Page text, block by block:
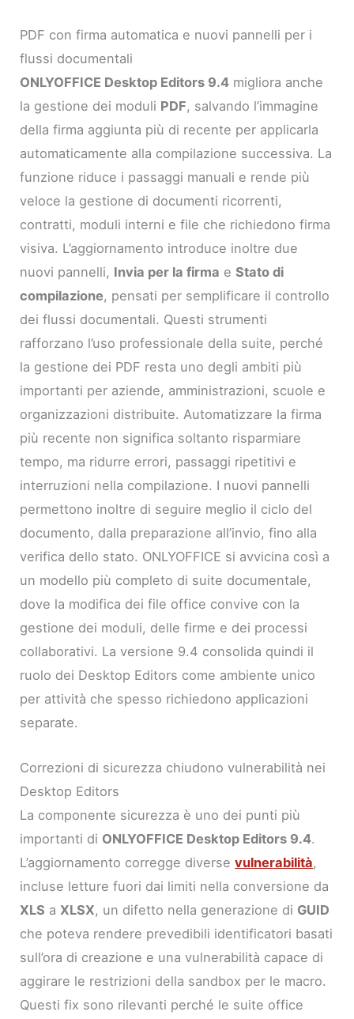
PDF con firma automatica e nuovi pannelli per i
flussi documentali
ONLYOFFICE Desktop Editors 9.4 migliora anche
la gestione dei moduli PDF, salvando l’immagine
della firma aggiunta più di recente per applicarla
automaticamente alla compilazione successiva. La
funzione riduce i passaggi manuali e rende più
veloce la gestione di documenti ricorrenti,
contratti, moduli interni e file che richiedono firma
visiva. L’aggiornamento introduce inoltre due
nuovi pannelli, Invia per la firma eStato di
compilazione, pensati per semplificare il controllo
dei flussi documentali. Questi strumenti
rafforzano l’uso professionale della suite, perché
la gestione dei PDF resta uno degli ambiti più
importanti per aziende, amministrazioni, scuole e
organizzazioni distribuite. Automatizzare la firma
più recente non significa soltanto risparmiare
tempo, ma ridurre errori, passaggi ripetitivi e
interruzioni nella compilazione. I nuovi pannelli
permettono inoltre di seguire meglio il ciclo del
documento, dalla preparazione all’invio, fino alla
verifica dello stato. ONLYOFFICE si avvicina così a
un modello più completo di suite documentale,
dove la modifica dei file office convive con la
gestione dei moduli, delle firme e dei processi
collaborativi. La versione 9.4 consolida quindi il
ruolo dei Desktop Editors come ambiente unico
per attività che spesso richiedono applicazioni
separate.
Correzioni di sicurezza chiudono vulnerabilità nei
Desktop Editors
La componente sicurezza è uno dei punti più
importanti di ONLYOFFICE Desktop Editors 9.4.
L’aggiornamento corregge diversevulnerabilità,
incluse letture fuori dai limiti nella conversione da
XLS a XLSX, un difetto nella generazione di GUID
che poteva rendere prevedibili identificatori basati
sull’ora di creazione e una vulnerabilità capace di
aggirare le restrizioni della sandbox per le macro.
Questi fix sono rilevanti perché le suite office